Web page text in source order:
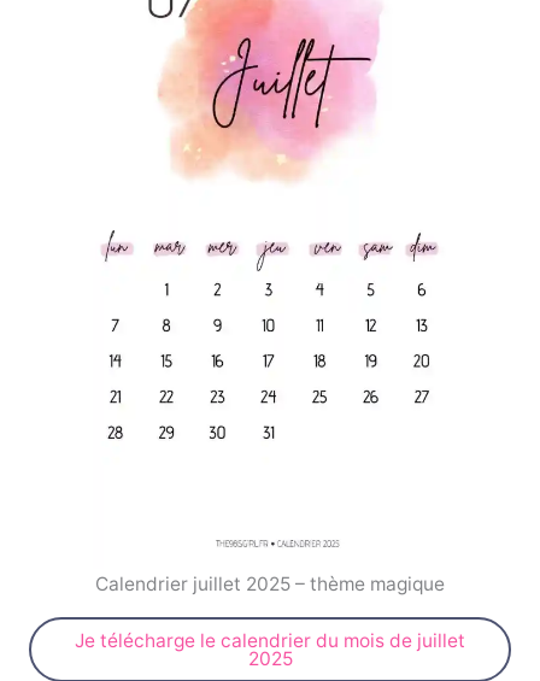
Calendrier juillet 2025 – thème magique
Je télécharge le calendrier du mois de juillet
2025